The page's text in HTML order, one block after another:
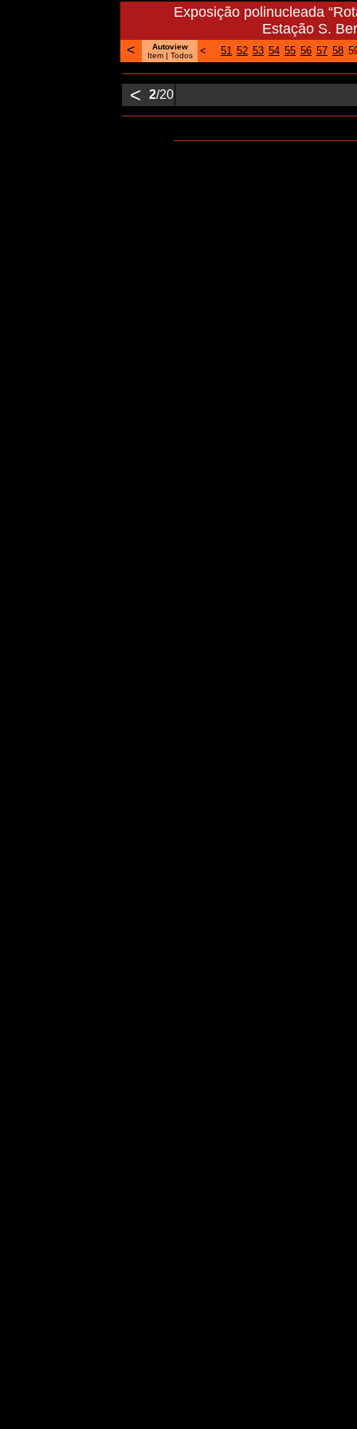
Exposição polinucleada
Estação S.
<
Autoview
Item | Todos < 51 52 53 54 55 56 57 58
< 2/20